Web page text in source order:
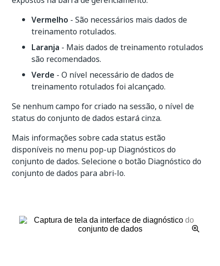
Vermelho - São necessários mais dados de
treinamento rotulados.
Laranja - Mais dados de treinamento rotulados
são recomendados.
Verde - O nível necessário de dados de
treinamento rotulados foi alcançado.
Se nenhum campo for criado na sessão, o nível de
status do conjunto de dados estará cinza.
Mais informações sobre cada status estão
disponíveis no menu pop-up Diagnósticos do
conjunto de dados. Selecione o botão Diagnóstico do
conjunto de dados para abri-lo.